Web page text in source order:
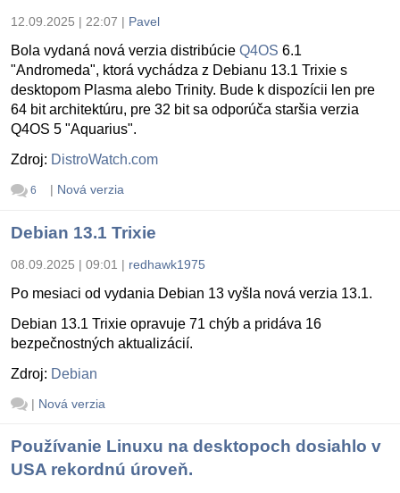
12.09.2025 | 22:07 | Pavel
Bola vydaná nová verzia distribúcie Q4OS 6.1
"Andromeda", ktorá vychádza z Debianu 13.1 Trixie s
desktopom Plasma alebo Trinity. Bude k dispozícii len pre
64 bit architektúru, pre 32 bit sa odporúča staršia verzia
Q4OS 5 "Aquarius".
Zdroj: DistroWatch.com
6 | Nová verzia
Debian 13.1 Trixie
08.09.2025 | 09:01 | redhawk1975
Po mesiaci od vydania Debian 13 vyšla nová verzia 13.1.
Debian 13.1 Trixie opravuje 71 chýb a pridáva 16
bezpečnostných aktualizácií.
Zdroj: Debian
| Nová verzia
Používanie Linuxu na desktopoch dosiahlo v
USA rekordnú úroveň.